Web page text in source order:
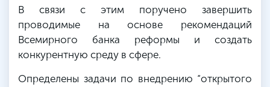
В связи с этим поручено завершить
проводимые на основе рекомендаций
Всемирного банка реформы и создать
конкурентную среду в сфере.
Определены задачи по внедрению “открытого